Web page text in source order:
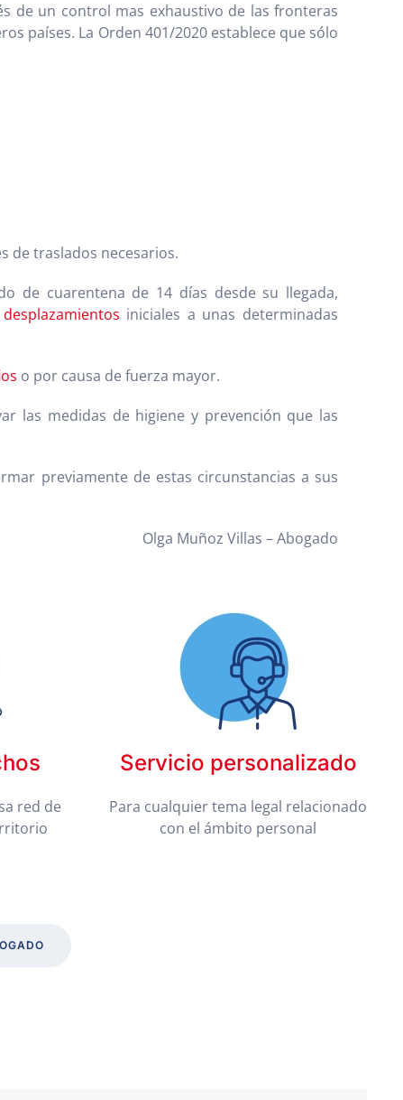
de un control mas exhaustivo de las fronteras
países. La Orden 401/2020 establece que sólo
de traslados necesarios.
de cuarentena de 14 días desde su llegada,
desplazamientos iniciales a unas determinadas
o por causa de fuerza mayor.
las medidas de higiene y prevención que las
previamente de estas circunstancias a sus
Olga Muñoz Villas – Abogado
red de
Servicio personalizado
Para cualquier tema legal relacionado
con el ámbito personal